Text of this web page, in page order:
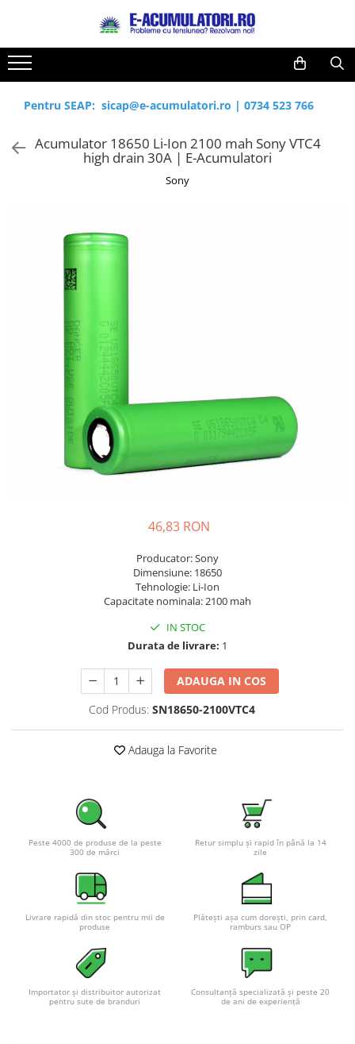
Toate Produsele
Acumulatori, Baterii si Incarcatoare
Uzuale
Baterii alcaline
Baterii auditive
Accesorii baterii
Baterii Industriale
Acumulatori
Incarcatoare acumulatori
Panouri fotovoltaice si accesorii
Panouri fotovoltaice
Sisteme prindere panouri
fotovoltaice
Sisteme de stocare energie
Pachete complete stocare energie
Sisteme de Stocare Comerciale
Sisteme fotovoltaice de putere
mica (rulota/caravan/case de
Sisteme fotovoltaice profesionale
Statii de incarcare vehicule
Statii de incarcare
Cabluri de incarcare vehicule
Prize de incarcare vehicule
electrice
Reduceri de vara
Cabluri
Acumulatori
Prelungitoare
Panouri fotovoltaice
Statii de incarcare EV
Pentru SEAP: sicap@e-acumulatori.ro | 0734 523 766
Acumulator 18650 Li-Ion 2100 mah Sony VTC4
high drain 30A | E-Acumulatori
Sony
46,83 RON
Producator: Sony
Dimensiune: 18650
Tehnologie: Li-Ion
Capacitate nominala: 2100 mah
IN STOC
Durata de livrare: 1
ADAUGA IN COS
Cod Produs: SN18650-2100VTC4
Adauga la Favorite
Peste 4000 de produse de la peste
300 de mărci
Retur simplu și rapid în până la 14
zile
Livrare rapidă din stoc pentru mii de
produse
Plătești așa cum dorești, prin card,
ramburs sau OP
Importator și distribuitor autorizat
pentru sute de branduri
Consultanță specializată și peste 20
de ani de experiență